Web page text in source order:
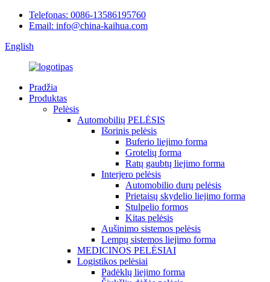
Telefonas: 0086-13586195760
Email: info@china-kaihua.com
English
Pradžia
Produktas
Pelėsis
Automobilių PELĖSIS
Išorinis pelėsis
Buferio liejimo forma
Grotelių forma
Ratų gaubtų liejimo forma
Interjero pelėsis
Automobilio durų pelėsis
Prietaisų skydelio liejimo forma
Stulpelio formos
Kitas pelėsis
Aušinimo sistemos pelėsis
Lempų sistemos liejimo forma
MEDICINOS PELĖSIAI
Logistikos pelėsiai
Padėklų liejimo forma